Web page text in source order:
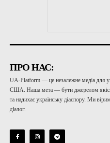
ПРО НАС:
UA-Platform — це незалежне медіа для
США. Наша мета — бути джерелом
та надихає українську діаспору. Ми
діалог.